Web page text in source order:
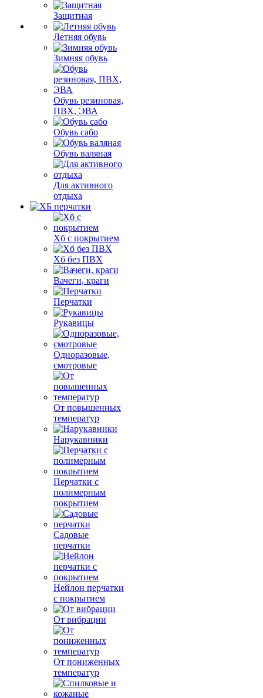
Защитная
Летняя обувь
Зимняя обувь
Обувь резиновая,
ПВХ, ЭВА
Обувь сабо
Обувь валяная
Для активного
отдыха
Хб с покрытием
Хб без ПВХ
Вачеги, краги
Перчатки
Рукавицы
Одноразовые,
смотровые
От повышенных
температур
Нарукавники
Перчатки с
полимерным
покрытием
Садовые
перчатки
Нейлон перчатки
с покрытием
От вибрации
От пониженных
температур